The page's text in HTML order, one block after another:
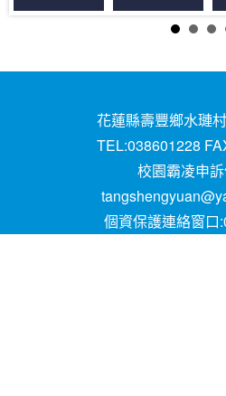
花蓮縣壽豐鄉水璉
TEL:038601228
校園霸凌申訴
個資保護連絡窗口